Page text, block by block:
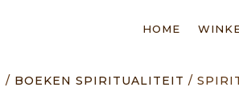
HOME
/ BOEKEN SPIRITUALITEIT /